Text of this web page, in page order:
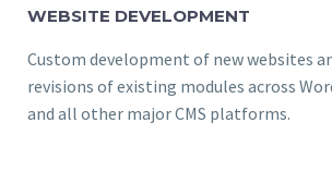
WEBSITE DEVELOPMENT
Custom development of new websites
revisions of existing modules across
and all other major CMS platforms.